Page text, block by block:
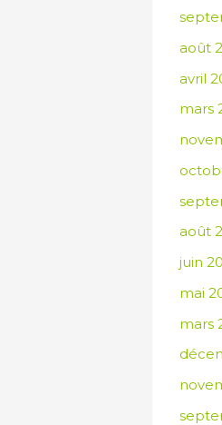
août
avril
mars
août
juin
mai
mars